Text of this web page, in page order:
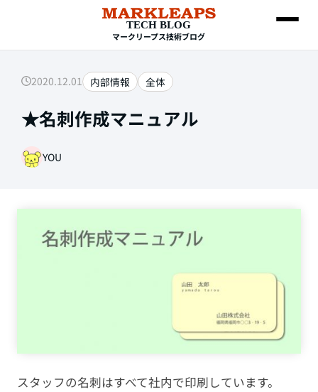
TECH BLOG
マークリープス技術ブログ
SEARCH
Web制作
2020.12.01 内部情報 全体
★名刺作成マニュアル
YOU
スタッフの名刺はすべて社内で印刷しています。